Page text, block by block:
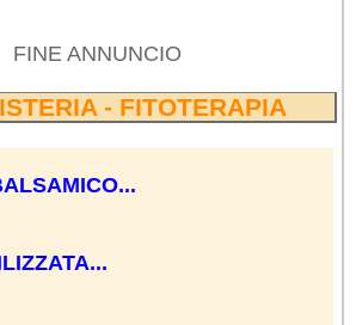
FINE ANNUNCIO
- FITOTERAPIA